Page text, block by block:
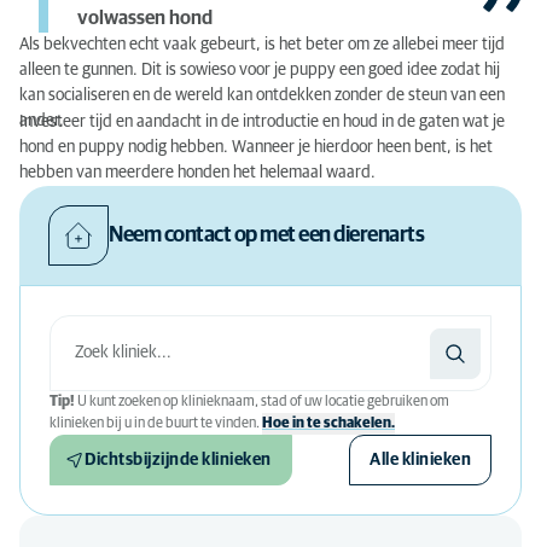
volwassen hond
Als bekvechten echt vaak gebeurt, is het beter om ze allebei meer tijd
alleen te gunnen. Dit is sowieso voor je puppy een goed idee zodat hij
kan socialiseren en de wereld kan ontdekken zonder de steun van een
ander.
Investeer tijd en aandacht in de introductie en houd in de gaten wat je
hond en puppy nodig hebben. Wanneer je hierdoor heen bent, is het
hebben van meerdere honden het helemaal waard.
Neem contact op met een dierenarts
Tip! U kunt zoeken op klinieknaam, stad of uw locatie gebruiken om
klinieken bij u in de buurt te vinden. Hoe in te schakelen.
Dichtsbijzijnde klinieken Alle klinieken